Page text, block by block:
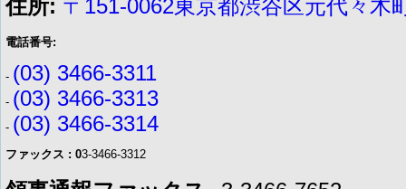
住所: 〒151-0062東京都渋谷区元代々木
電話番号:
- (03) 3466-3311
- (03) 3466-3313
- (03) 3466-3314
ファックス : 03-3466-3312